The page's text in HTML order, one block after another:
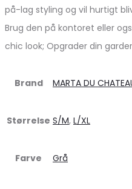
på-lag styling og vil hurtigt
Brug den på kontoret eller
chic look; Opgrader din
Brand MARTA DU
Størrelse S/M, L/XL
Farve Grå